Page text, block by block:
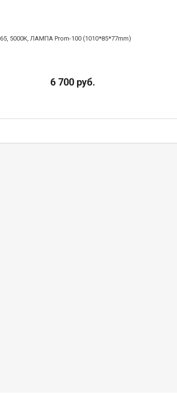
5000К, ЛАМПА Prom-100 (1010*85*77mm)
6 700 руб.